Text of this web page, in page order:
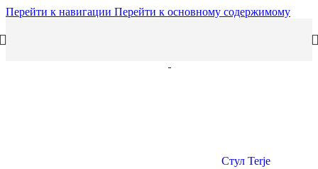
Перейти к навигации Перейти к основному содержимому
Стул Terje